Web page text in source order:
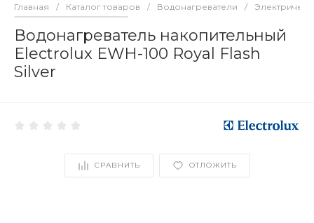
Главная / Каталог товаров / Водонагреватели /
Водонагреватель накопительный
Electrolux EWH-100 Royal Flash
Silver
СРАВНИТЬ ОТЛОЖИТЬ